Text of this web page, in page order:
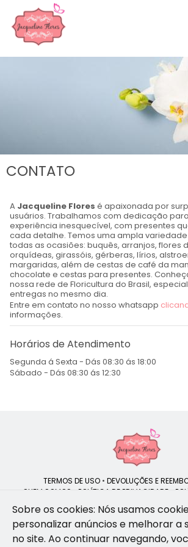
CONTATO
A Jacqueline Flores é apaixonada por
usuários. Trabalhamos com dedicação
experiência inesquecível, com presentes
cada detalhe. Temos uma ampla
todas as ocasiões: buquês, arranjos, flores
orquídeas, girassóis, gérberas, lírios,
margaridas, além de cestas de café da
chocolate e cestas para presentes.
nossa rede de Floricultura do Brasil,
entregas no mesmo dia.
Entre em contato no nosso whatsapp
informações.
Horários de Atendimento
Segunda á Sexta - Dás 08:30 ás 18:00
Sábado - Dás 08:30 ás 12:30
TERMOS DE USO • DEVOLUÇÕES E
QUEM SOMOS
POLÍTICA DE PRIVACIDADE
Jacqueline Flores | CNPJ:
Sobre os cookies: Nós usamos
personalizar anúncios e melhorar a
no site. Ao continuar navegando,